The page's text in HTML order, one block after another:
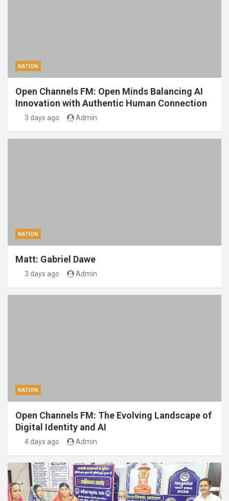
NATION
Open Channels FM: Open Minds Balancing AI
Innovation with Authentic Human Connection
3 days ago Admin
NATION
Matt: Gabriel Dawe
3 days ago Admin
NATION
Open Channels FM: The Evolving Landscape of
Digital Identity and AI
4 days ago Admin